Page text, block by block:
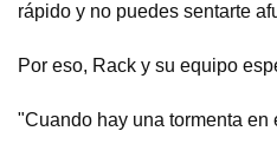
rápido y no puedes sentarte
Por eso, Rack y su equipo
"Cuando hay una tormenta en